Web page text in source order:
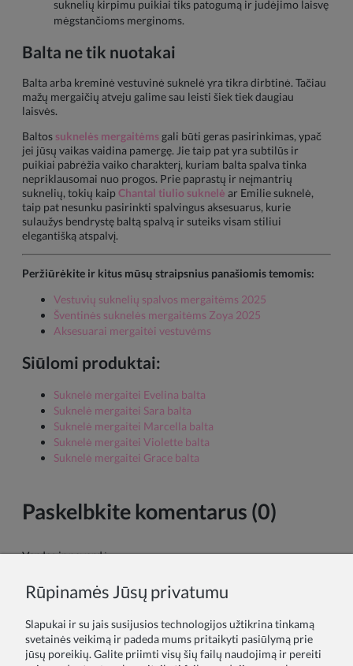
suknelių kirpimu puikiai tiks patogumą ir judėjimo laisvę
mėgstančioms merginoms.
Balta ne tik nuotakai
Balta arba kreminė vestuvinė suknelė yra tikra dirbtinė. Tačiau
mažų mergaičių atveju galime sau leisti šiek tiek daugiau
laisvės.
Baltos suknelės mergaitėms gali būti geras pasirinkimas, ypač
jei jūsų vaikas vaidina pamergę. Jie taip pat yra subtilūs ir
puikiai pabrėžia vaiko charakterį, kuriam balta spalva tinka
nepriklausomai nuo progos. Prie paprastų ir neįmantrių
suknelių, tokių kaipChantal tiulio suknelė ar Emilie suknelė,
taip pat nesunku pasirinkti spalvingus aksesuarus, kurie
sulaužys bendrystę baltą spalvą ir suteiks visam stiliui
elegantišką atspalvį.
Peržiūrėkite ir kitus mūsų straipsnius panašiomis temomis:
Vestuvių suknelių spalvos mergaitėms 2025
Šventinės suknelės mergaitėms Zoya 2025
Aksesuarai mergaitėi vestuvėms
Siūlomi produktai:
Suknelė mergaitei Evelina balta
Suknelė mergaitei Sara balta
Suknelė mergaitei Marcella balta
Suknelė mergaitei Violette balta
Suknelė mergaitei Grace balta
Paskelbkite komentarus (0)
Vardas ir pavardė:
Rūpinamės Jūsų privatumu
Slapukai ir su jais susijusios technologijos užtikrina tinkamą
svetainės veikimą ir padeda mums pritaikyti pasiūlymą prie
jūsų poreikių. Galite priimti visų šių failų naudojimą ir pereiti